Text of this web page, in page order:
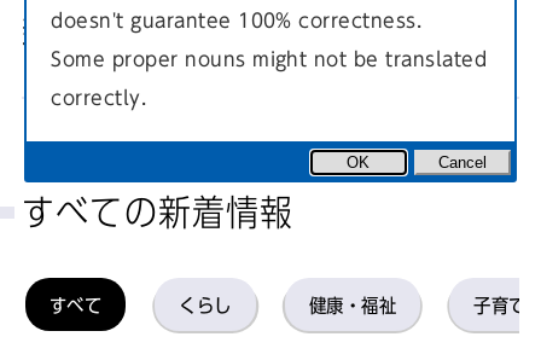
新着情報一覧
すべての新着情報
すべて くらし 健康・福祉 子育て
doesn't guarantee 100% correctness.
Some proper nouns might not be translated
correctly.
OK Cancel